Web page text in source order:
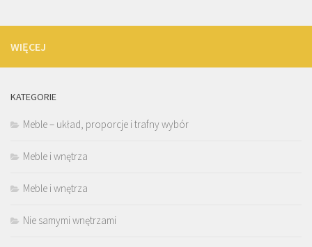
WIĘCEJ
KATEGORIE
Meble – układ, proporcje i trafny wybór
Meble i wnętrza
Meble i wnętrza
Nie samymi wnętrzami